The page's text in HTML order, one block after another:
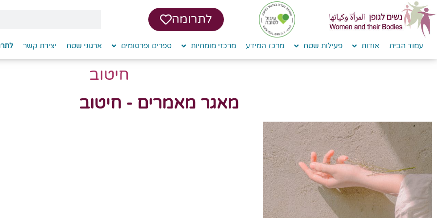
לתרומה
עמוד הבית אודות פעילות שטח מרכז המידע מרכזי מומחיות ספרים ופרסומים ארגוני שטח יצירת קשר
חיטוב
מאגר מאמרים - חיטוב